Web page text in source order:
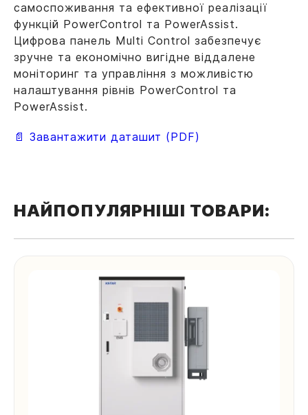
самоспоживання та ефективної реалізації
функцій PowerControl та PowerAssist.
Цифрова панель Multi Control забезпечує
зручне та економічно вигідне віддалене
моніторинг та управління з можливістю
налаштування рівнів PowerControl та
PowerAssist.
📄 Завантажити даташит (PDF)
НАЙПОПУЛЯРНІШІ ТОВАРИ: